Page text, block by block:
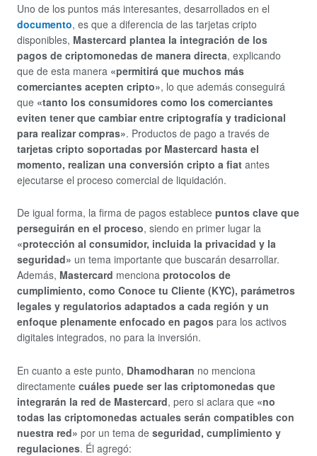
Uno de los puntos más interesantes, desarrollados en el
documento, es que a diferencia de las tarjetas cripto
disponibles, Mastercard plantea la integración de los
pagos de criptomonedas de manera directa, explicando
que de esta manera «permitirá que muchos más
comerciantes acepten cripto», lo que además conseguirá
que «tanto los consumidores como los comerciantes
eviten tener que cambiar entre criptografía y tradicional
para realizar compras». Productos de pago a través de
tarjetas cripto soportadas por Mastercard hasta el
momento, realizan una conversión cripto a fiat antes
ejecutarse el proceso comercial de liquidación.
De igual forma, la firma de pagos establece puntos clave que
perseguirán en el proceso, siendo en primer lugar la
«protección al consumidor, incluida la privacidad y la
seguridad» un tema importante que buscarán desarrollar.
Además, Mastercard menciona protocolos de
cumplimiento, como Conoce tu Cliente (KYC), parámetros
legales y regulatorios adaptados a cada región y un
enfoque plenamente enfocado en pagos para los activos
digitales integrados, no para la inversión.
En cuanto a este punto, Dhamodharan no menciona
directamente cuáles puede ser las criptomonedas que
integrarán la red de Mastercard, pero si aclara que «no
todas las criptomonedas actuales serán compatibles con
nuestra red» por un tema de seguridad, cumplimiento y
regulaciones. Él agregó: